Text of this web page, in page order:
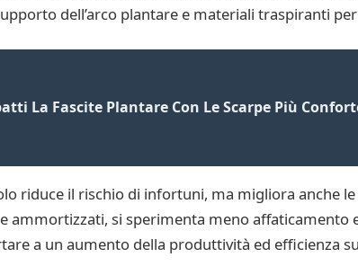
dell’arco plantare e materiali traspiranti
La Fascite Plantare Con Le Scarpe Più
riduce il rischio di infortuni, ma migliora anche
ammortizzati, si sperimenta meno affaticamento
a un aumento della produttività ed efficienza